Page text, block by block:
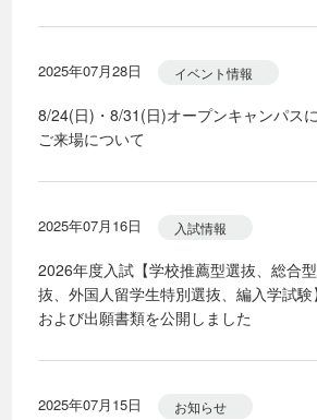
2025年07月28日 イベント情報
8/24(日)・8/31(日)オープンキャンパス
ご来場について
2025年07月16日 入試情報
2026年度入試【学校推薦型選抜、総合
抜、外国人留学生特別選抜、編入学試
および出願書類を公開しました
2025年07月15日 お知らせ